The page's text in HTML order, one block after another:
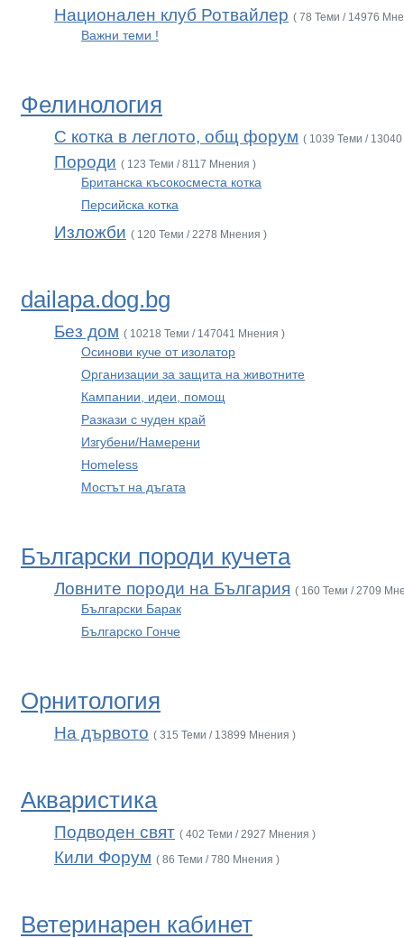
Национален клуб Ротвайлер ( 78 Теми / 14976
Важни теми !
Фелинология
С котка в леглото, общ форум ( 1039 Теми /
Породи ( 123 Теми / 8117 Мнения )
Британска късокосместа котка
Персийска котка
Изложби ( 120 Теми / 2278 Мнения )
dailapa.dog.bg
Без дом ( 10218 Теми / 147041 Мнения )
Осинови куче от изолатор
Организации за защита на животните
Кампании, идеи, помощ
Разкази с чуден край
Изгубени/Намерени
Homeless
Мостът на дъгата
Български породи кучета
Ловните породи на България ( 160 Теми / 2709
Български Барак
Българско Гонче
Орнитология
На дървото ( 315 Теми / 13899 Мнения )
Акваристика
Подводен свят ( 402 Теми / 2927 Мнения )
Кили Форум ( 86 Теми / 780 Мнения )
Ветеринарен кабинет